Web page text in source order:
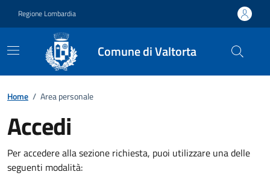
Regione Lombardia
Comune di Valtorta
Home / Area personale
Accedi
Per accedere alla sezione richiesta, puoi utilizzare una delle
seguenti modalità: